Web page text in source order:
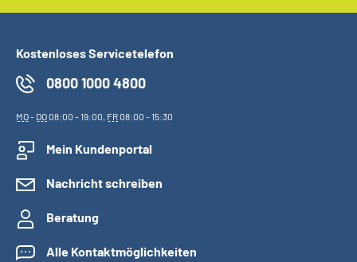
Kostenloses Servicetelefon
0800 1000 4800
MO- DO08:00 - 19:00, FR08:00 - 15:30
Mein Kundenportal
Nachricht schreiben
Beratung
Alle Kontaktmöglichkeiten